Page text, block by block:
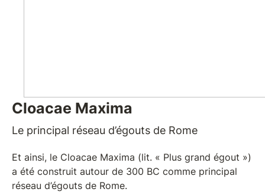
Cloacae Maxima
Le principal réseau d’égouts de Rome
Et ainsi, le Cloacae Maxima (lit. « Plus grand égout »)
a été construit autour de 300 BC comme principal
réseau d’égouts de Rome.